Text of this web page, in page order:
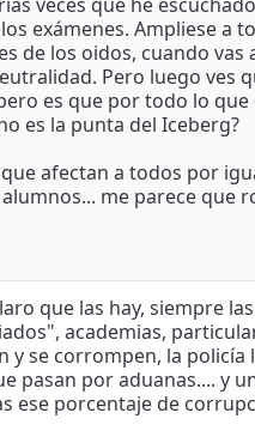
exámenes. Ampliese a
de los oidos, cuando
Pero luego ves
es que por todo lo
es la punta del Iceberg?
afectan a todos por
me parece que
que las hay, siempre
academias,
y se corrompen, la
pasan por aduanas.... y
ese porcentaje de